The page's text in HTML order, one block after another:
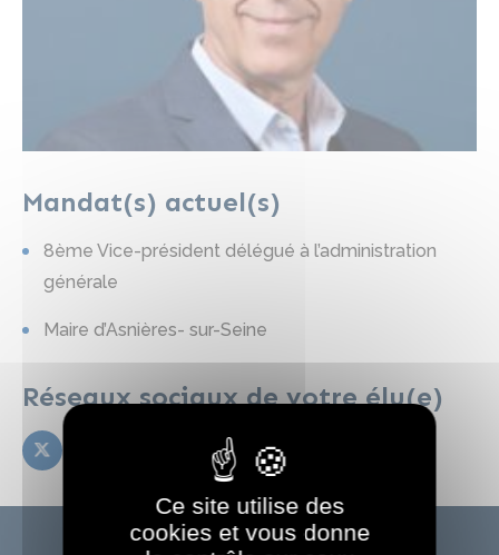
Mandat(s) actuel(s)
8ème Vice-président délégué à l’administration
générale
Maire d’Asnières- sur-Seine
Réseaux sociaux de votre élu(e)
Ce site utilise des
cookies et vous donne